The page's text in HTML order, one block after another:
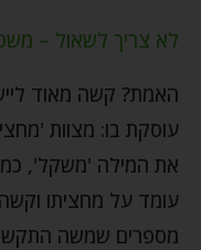
לא צריך לשאול –
האמת? קשה מאוד
עוסקת בו: מצוות
את המילה 'משקל',
עומד על מחציתו
מספרים שמשה